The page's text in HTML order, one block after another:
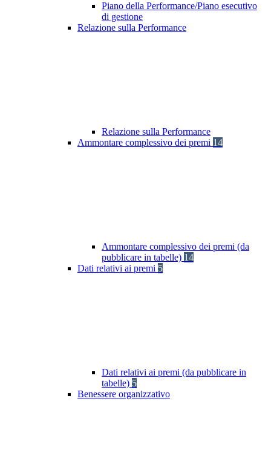
Piano della Performance/Piano esecutivo
di gestione
Relazione sulla Performance
Relazione sulla Performance
Ammontare complessivo dei premi 14
Ammontare complessivo dei premi (da
pubblicare in tabelle) 14
Dati relativi ai premi 5
Dati relativi ai premi (da pubblicare in
tabelle) 5
Benessere organizzativo